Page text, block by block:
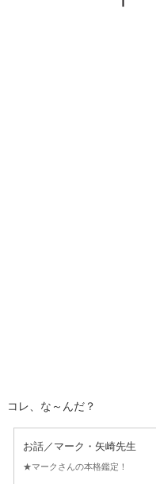
コレ、な～んだ？
お話／マーク・矢崎先生
★マークさんの本格鑑定！